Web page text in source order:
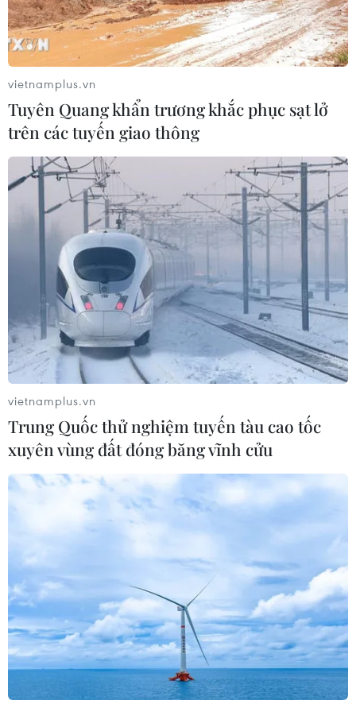
Đồng Nai: Triệt phá hai tụ điểm đá gà, bắt
giữ nhiều đối tượng
30/03/2022 12:26
Theo cơ quan công an, để đối phó với lực lượng chức
năng, các đối tượng lựa chọn địa điểm đánh bạc trong
vườn rẫy có địa hình hiểm trở, cách xa khu dân cư và
bố trí nhiều lớp cảnh giới.
Tây Ninh: Triệt xóa tụ điểm đá gà quy mô
lớn, tạm giữ 35 đối tượng
27/07/2022 10:55
vietnamplus.vn
Tuyên Quang khẩn trương khắc phục sạt lở
trên các tuyến giao thông
vietnamplus.vn
Trung Quốc thử nghiệm tuyến tàu cao tốc
xuyên vùng đất đóng băng vĩnh cửu